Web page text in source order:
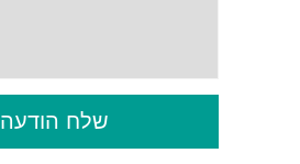
שלח הודעה